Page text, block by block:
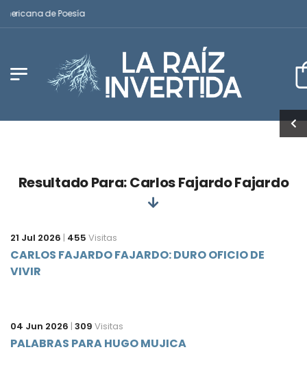
de Poesía
Resultado Para: Carlos Fajardo Fajardo
21 Jul 2026 | 455 Visitas
CARLOS FAJARDO FAJARDO: DURO OFICIO DE
VIVIR
04 Jun 2026 | 309 Visitas
PALABRAS PARA HUGO MUJICA